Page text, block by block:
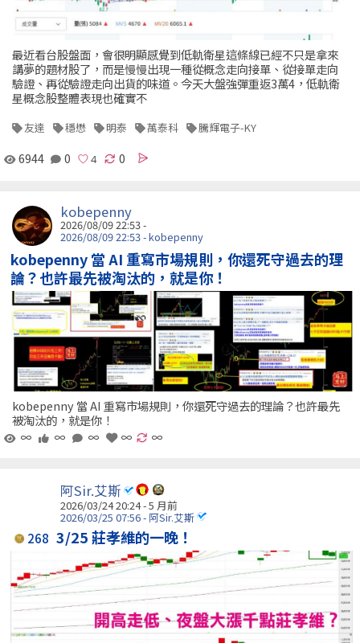
最近看台股盤面，會很明顯感覺到低軌衛星這條線已經不只是拿來
講夢的題材股了，而是慢慢出現一種從概念走向接單、從接單走向
驗證、再從驗證走向出貨的味道。今天大盤強彈重返3萬4，低軌衛
星概念股整體表現也確實不
友達 穩懋 明泰 萬泰科 騰輝電子-KY
6944 0 0
kobepenny
2026/08/09 22:53 -
2026/08/09 22:53 - kobepenny
kobepenny 當 AI 重寫市場規則，你還死守過去的理
論？也許最先被淘汰的，就是你！
kobepenny 當 AI 重寫市場規則，你還死守過去的理論？也許最先
被淘汰的，就是你！
∞
∞ ∞ ∞ ∞
阿Sir.艾斯
2026/03/24 20:24 - 5 月前
2026/03/25 07:56 - 阿Sir.艾斯
268 3/25 莊孝維的一晚！